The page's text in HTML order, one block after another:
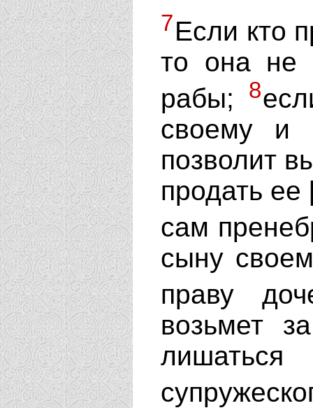
7Если кто
то она не
рабы;
8
своему и
позволит
продать ее
сам
сыну
праву
возьмет